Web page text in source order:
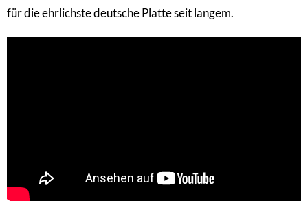
für die ehrlichste deutsche Platte seit langem.